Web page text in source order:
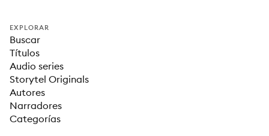
EXPLORAR
Buscar
Títulos
Audio series
Storytel Originals
Autores
Narradores
Categorías